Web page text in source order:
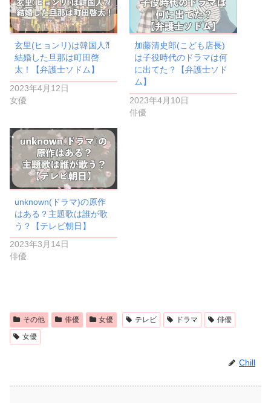
玄里(ヒョンリ)は韓国人⁈
結婚した旦那は町田啓
太！【弁護士ソドム】
2023年4月12日
女優
加藤清史郎(こども店長)
は子役時代のドラマは何
に出てた？【弁護士ソド
ム】
2023年4月10日
俳優
unknown(ドラマ)の原作
はある？主題歌は誰が歌
う？【テレビ朝日】
2023年3月14日
俳優
その他 俳優 女優 テレビ ドラマ
俳優
女優
Chill